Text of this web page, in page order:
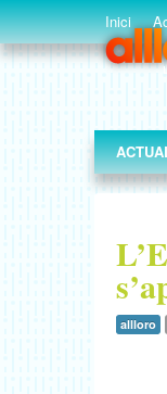
Inici
allloro